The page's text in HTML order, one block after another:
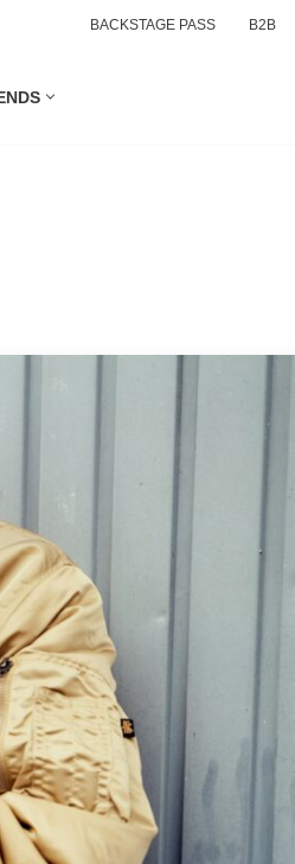
BACKSTAGE PASS B2B